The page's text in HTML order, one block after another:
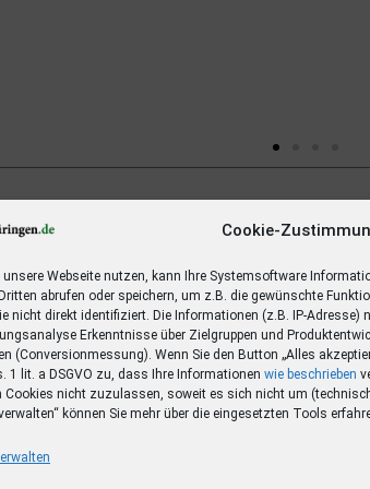
Cookie-
unsere Webseite nutzen, kann Ihre Systemsoftware
abrufen oder speichern, um z.B. die gewünschte
nicht direkt identifiziert. Die Informationen (z.B. IP-
Erkenntnisse über Zielgruppen und
(Conversionmessung). Wenn Sie den Button „Alles
1 lit. a DSGVO zu, dass Ihre Informationen wie beschrieben
Cookies nicht zuzulassen, soweit es sich nicht um
können Sie mehr über die eingesetzten Tools
Ihr Gewinn
eine 3-tägige